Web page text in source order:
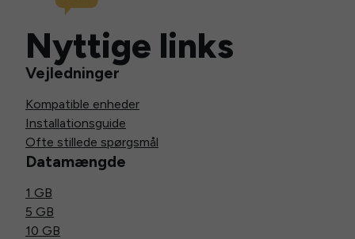
Nyttige links
Vejledninger
Kompatible enheder
Installationsguide
Ofte stillede spørgsmål
Datamængde
1 GB
5 GB
10 GB